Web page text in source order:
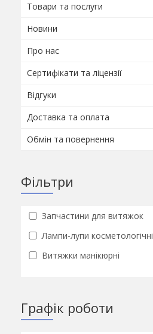
Товари та послуги
Новини
Про нас
Сертифікати та ліцензії
Відгуки
Доставка та оплата
Обмін та повернення
Фільтри
Запчастини для витяжок
Лампи-лупи косметологічні
Витяжки манікюрні
Графік роботи